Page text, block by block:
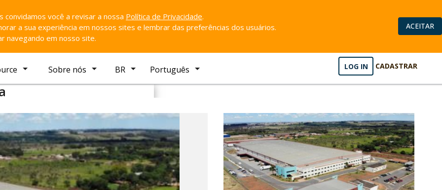
convidamos você a revisar a nossa Política de Privacidade.
a sua experiência em nossos sites e lembrar das preferências dos usuários.
navegando em nosso site.
ACEITAR
Sobre nós BR Português LOG IN CADASTRAR
|Brasília/DF